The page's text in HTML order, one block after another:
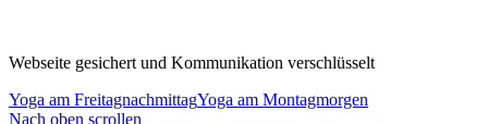
Webseite gesichert und Kommunikation verschlüsselt
Yoga am FreitagnachmittagYoga am Montagmorgen
Nach oben scrollen